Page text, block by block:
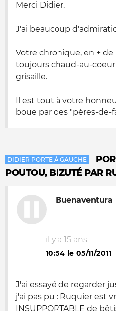
Merci Didier.
J'ai beaucoup
Votre chronique, en + de
toujours chaud-au-
grisaille.
Il est tout à votre
boue par des "pères-de-
DIDIER PORTE À GAUCHE
POUTOU, BIZUTÉ PAR
Buenaventura
il y a 15 ans
10:54 le 05/11/2011
J'ai essayé de regarder
j'ai pas pu : Ruquier est
INSUPPORTABLE de